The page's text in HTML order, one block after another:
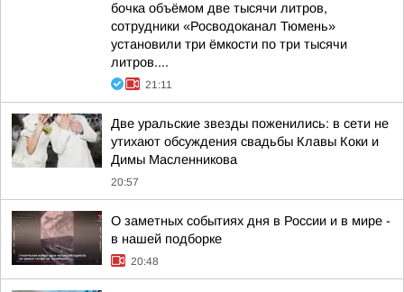
бочка объёмом две тысячи литров,
сотрудники «Росводоканал Тюмень»
установили три ёмкости по три тысячи
литров....
21:11
Две уральские звезды поженились: в сети не
утихают обсуждения свадьбы Клавы Коки и
Димы Масленникова
20:57
О заметных событиях дня в России и в мире -
в нашей подборке
20:48